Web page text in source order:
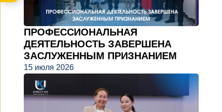
ПРОФЕССИОНАЛЬНАЯ
ДЕЯТЕЛЬНОСТЬ ЗАВЕРШЕНА
ЗАСЛУЖЕННЫМ ПРИЗНАНИЕМ
15 июля 2026